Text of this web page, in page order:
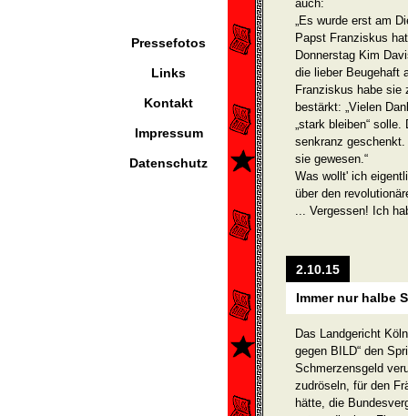
Pressefotos
Links
Kontakt
Impressum
Datenschutz
auch:
„Es wurde erst am
Papst Franziskus
Donnerstag Kim
die lieber Beugehaft
Franziskus habe sie
bestärkt: „Vielen
„stark bleiben“
senkranz
sie gewesen.“
Was wollt' ich
über den
... Vergessen! Ich
2.10.15
Immer nur halbe
Das Landgericht
gegen BILD“ den
Schmerzensgeld
zudröseln, für den
hätte, die